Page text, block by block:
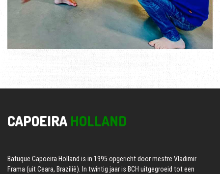
CAPOEIRA HOLLAND
Batuque Capoeira Holland is in 1995 opgericht door mestre Vladimir
Frama (uit Ceara, Brazilië). In twintig jaar is BCH uitgegroeid tot een